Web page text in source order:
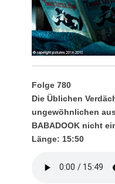
Folge 780
Die Üblichen
ungewöhnlichen
BABADOOK nicht
Länge: 15:50